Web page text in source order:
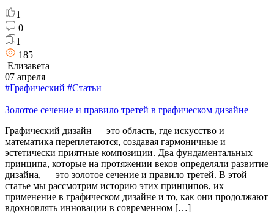
1
0
1
185
Елизавета
07 апреля
#Графический #Статьи
Золотое сечение и правило третей в графическом дизайне
Графический дизайн — это область, где искусство и
математика переплетаются, создавая гармоничные и
эстетически приятные композиции. Два фундаментальных
принципа, которые на протяжении веков определяли развитие
дизайна, — это золотое сечение и правило третей. В этой
статье мы рассмотрим историю этих принципов, их
применение в графическом дизайне и то, как они продолжают
вдохновлять инновации в современном […]